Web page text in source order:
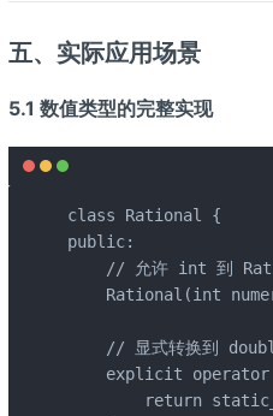
五、实际应用场景
5.1 数值类型的完整实现
class Rational {
public:
// 允许 int 到
Rational(int
// 显式转换到
explicit
return